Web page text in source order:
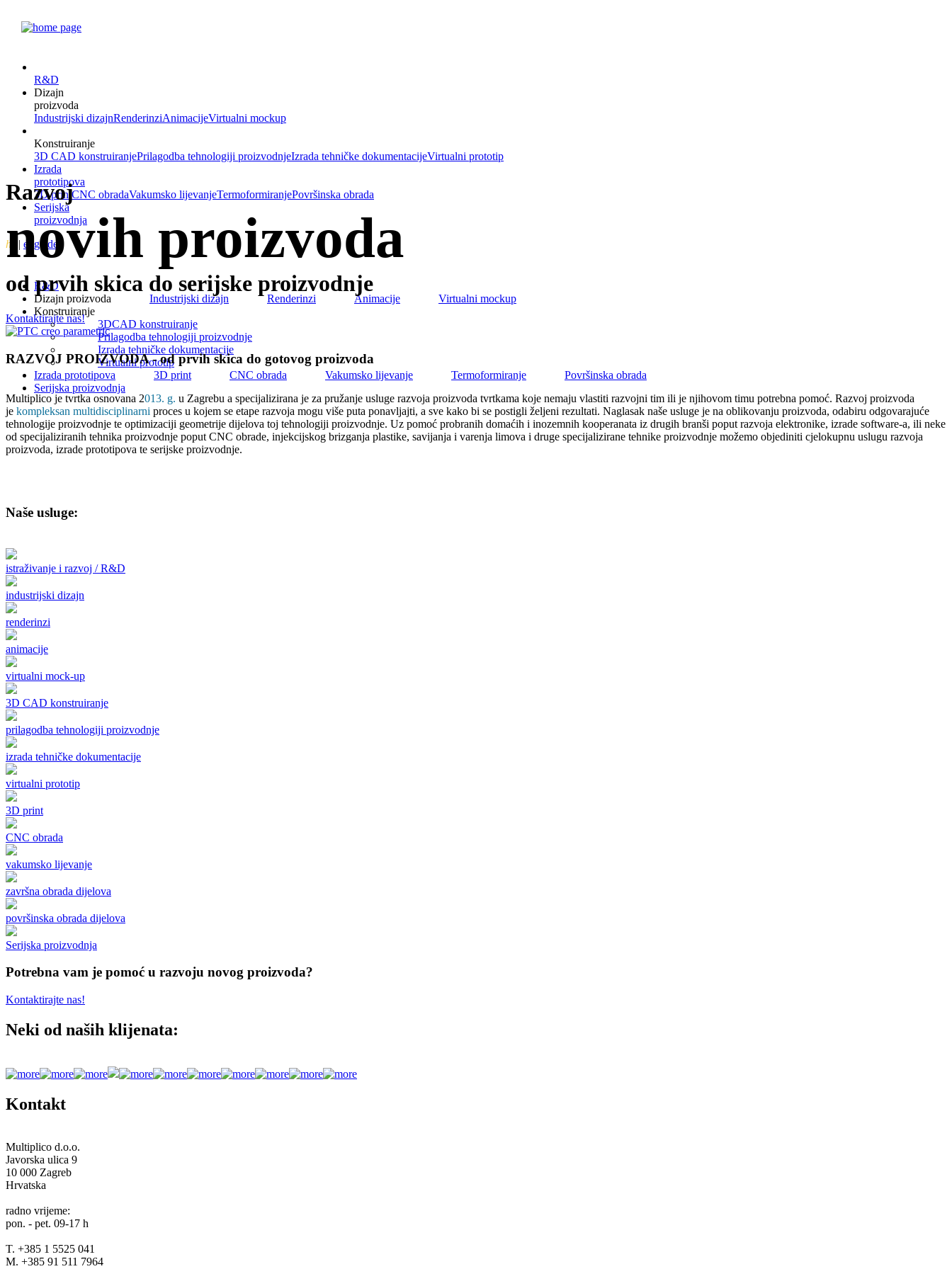
R&D
Dizajn
proizvoda
Industrijski dizajnRenderinziAnimacijeVirtualni mockup
Konstruiranje
3D CAD konstruiranjePrilagodba tehnologiji proizvodnjeIzrada tehničke dokumentacijeVirtualni prototip
Izrada
prototipova
3D print CNC obradaVakumsko lijevanjeTermoformiranjePovršinska obrada
Serijska
proizvodnja
hr
| eng| de
R&D
Dizajn proizvoda
Industrijski dizajn Renderinzi Animacije
Virtualni mockup
Konstruiranje
3DCAD konstruiranje
Prilagodba tehnologiji proizvodnje
Izrada tehničke dokumentacije
Virtualni prototip
Izrada prototipova
3D print CNC obrada Vakumsko lijevanje Termoformiranje
Površinska obrada
Serijska proizvodnja
Razvoj
novih proizvoda
od prvih skica do serijske proizvodnje
Kontaktirajte nas!
RAZVOJ PROIZVODA - od prvih skica do gotovog proizvoda
Multiplico je tvrtka osnovana 2013. g. u Zagrebu a specijalizirana je za pružanje usluge razvoja proizvoda tvrtkama koje nemaju vlastiti razvojni tim ili je njihovom timu potrebna pomoć. Razvoj proizvoda
je kompleksan multidisciplinarni proces u kojem se etape razvoja mogu više puta ponavljajti, a sve kako bi se postigli željeni rezultati. Naglasak naše usluge je na oblikovanju proizvoda, odabiru odgovarajuće
tehnologije proizvodnje te optimizaciji geometrije dijelova toj tehnologiji proizvodnje. Uz pomoć probranih domaćih i inozemnih kooperanata iz drugih branši poput razvoja elektronike, izrade software-a, ili neke
od specijaliziranih tehnika proizvodnje poput CNC obrade, injekcijskog brizganja plastike, savijanja i varenja limova i druge specijalizirane tehnike proizvodnje možemo objediniti cjelokupnu uslugu razvoja
proizvoda, izrade prototipova te serijske proizvodnje.
Naše usluge:
istraživanje i razvoj / R&D
industrijski dizajn
renderinzi
animacije
virtualni mock-up
3D CAD konstruiranje
prilagodba tehnologiji proizvodnje
izrada tehničke dokumentacije
virtualni prototip
3D print
CNC obrada
vakumsko lijevanje
završna obrada dijelova
površinska obrada dijelova
Serijska proizvodnja
Potrebna vam je pomoć u razvoju novog proizvoda?
Kontaktirajte nas!
Neki od naših klijenata:
Kontakt
Multiplico d.o.o.
Javorska ulica 9
10 000 Zagreb
Hrvatska
radno vrijeme:
pon. - pet. 09-17 h
T. +385 1 5525 041
M. +385 91 511 7964